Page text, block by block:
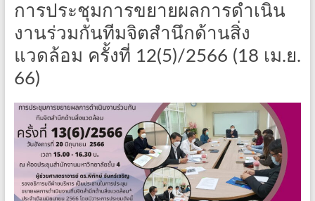
การประชุมการขยายผลการดำเนิน
งานร่วมกันทีมจิตสำนึกด้านสิ่ง
แวดล้อม ครั้งที่ 12(5)/2566 (18 เม.ย.
66)